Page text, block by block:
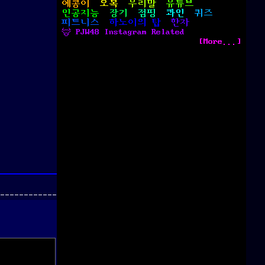
예콩이 오목 우리말
유튜브
인공지능
장기 점핑 콰인
퀴즈
피트니스
하노이의 탑
한자
 PJW48 Instagram Related
[More...]